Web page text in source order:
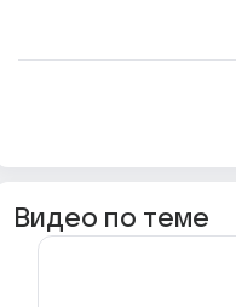
Видео по теме